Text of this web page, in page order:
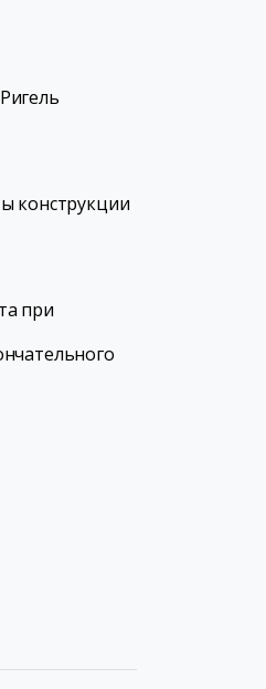
конструкции
при